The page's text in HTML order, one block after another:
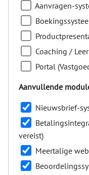
Aanvragen-
Coaching /
Portal
Aanvullende
Nieuwsbrief-
vereist)
Meertalige